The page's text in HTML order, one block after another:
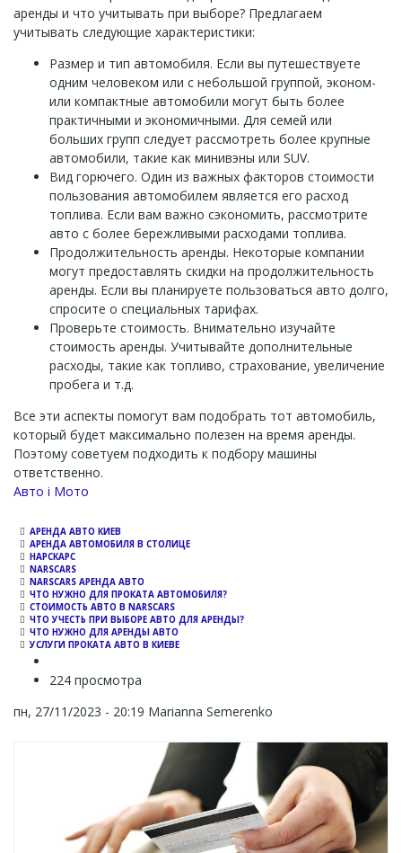
аренды и что учитывать при выборе? Предлагаем
учитывать следующие характеристики:
Размер и тип автомобиля. Если вы путешествуете
одним человеком или с небольшой группой, эконом-
или компактные автомобили могут быть более
практичными и экономичными. Для семей или
больших групп следует рассмотреть более крупные
автомобили, такие как минивэны или SUV.
Вид горючего. Один из важных факторов стоимости
пользования автомобилем является его расход
топлива. Если вам важно сэкономить, рассмотрите
авто с более бережливыми расходами топлива.
Продолжительность аренды. Некоторые компании
могут предоставлять скидки на продолжительность
аренды. Если вы планируете пользоваться авто долго,
спросите о специальных тарифах.
Проверьте стоимость. Внимательно изучайте
стоимость аренды. Учитывайте дополнительные
расходы, такие как топливо, страхование, увеличение
пробега и т.д.
Все эти аспекты помогут вам подобрать тот автомобиль,
который будет максимально полезен на время аренды.
Поэтому советуем подходить к подбору машины
ответственно.
Channel
Авто і Мото
АРЕНДА АВТО КИЕВ
АРЕНДА АВТОМОБИЛЯ В СТОЛИЦЕ
НАРСКАРС
NARSCARS
NARSCARS АРЕНДА АВТО
ЧТО НУЖНО ДЛЯ ПРОКАТА АВТОМОБИЛЯ?
СТОИМОСТЬ АВТО В NARSCARS
ЧТО УЧЕСТЬ ПРИ ВЫБОРЕ АВТО ДЛЯ АРЕНДЫ?
ЧТО НУЖНО ДЛЯ АРЕНДЫ АВТО
УСЛУГИ ПРОКАТА АВТО В КИЕВЕ
224 просмотра
пн, 27/11/2023 - 20:19 Marianna Semerenko